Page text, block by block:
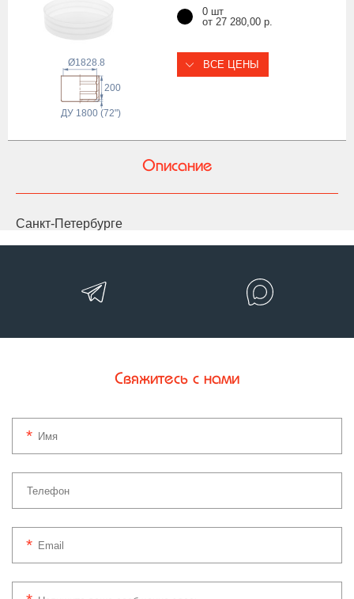
200
ДУ 1800 (72")
Ø1828.8
0 шт
от 27 280,00 р.
ВСЕ ЦЕНЫ
Описание
Санкт-Петербурге
Свяжитесь с нами